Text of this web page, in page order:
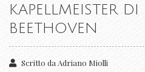
KAPELLMEISTER
BEETHOVEN
Scritto da Adriano Miolli